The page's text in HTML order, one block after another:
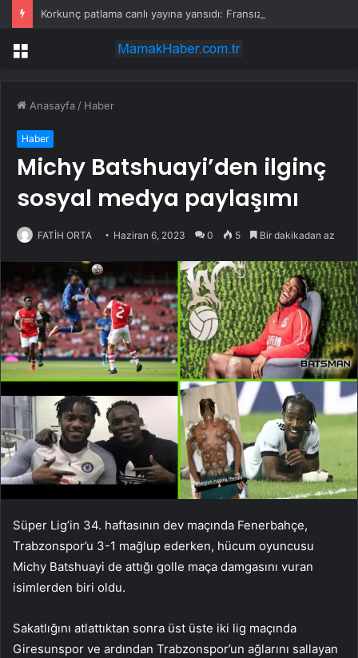
Menü
Anasayfa / Haber
Haber
Michy Batshuayi’den ilginç
sosyal medya paylaşımı
FATİH ORTA Haziran 6, 2023 0 5 Bir dakikadan az
Süper Lig’in 34. haftasının dev maçında Fenerbahçe,
Trabzonspor’u 3-1 mağlup ederken, hücum oyuncusu
Michy Batshuayi de attığı golle maça damgasını vuran
isimlerden biri oldu.
Sakatlığını atlattıktan sonra üst üste iki lig maçında
Giresunspor ve ardından Trabzonspor’un ağlarını sallayan